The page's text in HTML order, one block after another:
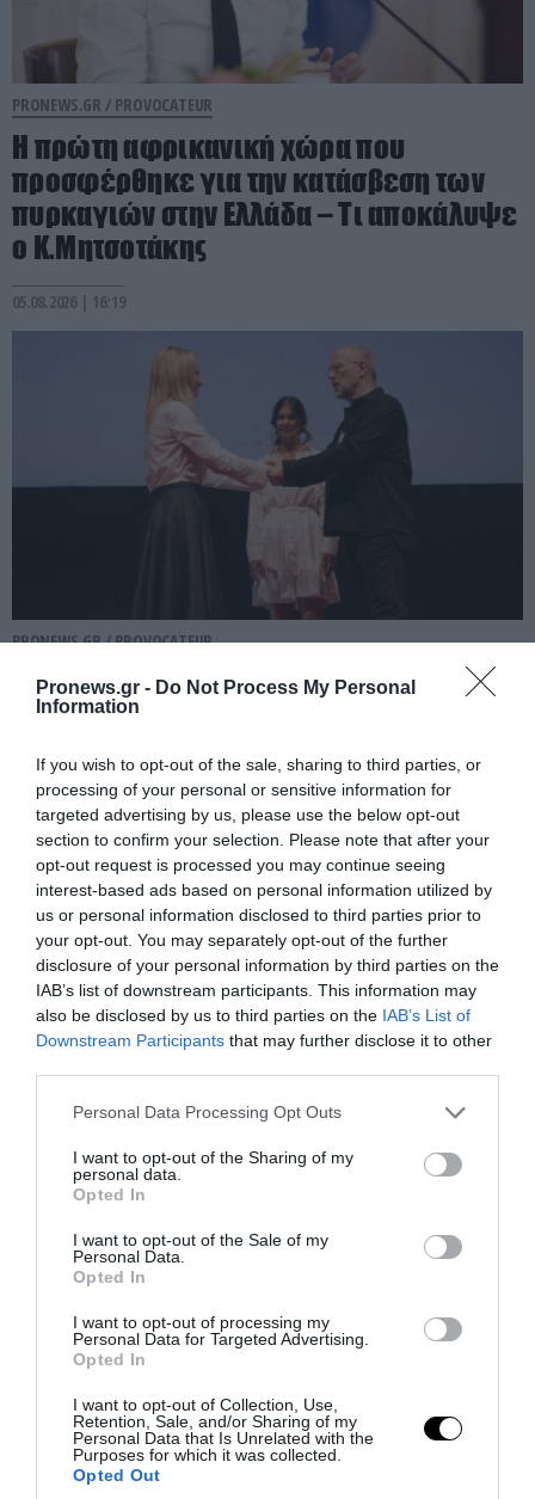
Pronews.gr - Do Not Process My Personal
Information
If you wish to opt-out of the sale, sharing to third parties, or
processing of your personal or sensitive information for
targeted advertising by us, please use the below opt-out
section to confirm your selection. Please note that after your
opt-out request is processed you may continue seeing
interest-based ads based on personal information utilized by
us or personal information disclosed to third parties prior to
your opt-out. You may separately opt-out of the further
disclosure of your personal information by third parties on the
IAB’s list of downstream participants. This information may
also be disclosed by us to third parties on the IAB’s List of
Downstream Participants that may further disclose it to other
Please note that this website/app uses one or more Google
not limited to your visit or usage behaviour. You may click to
grant or deny consent to Google and its third-party tags to
use your data for below specified purposes in below Google
consent section.
Personal Data Processing Opt Outs
I want to opt-out of the Sharing of my
personal data.
Opted In
I want to opt-out of the Sale of my
Personal Data.
Opted In
I want to opt-out of processing my
Personal Data for Targeted Advertising.
Opted In
I want to opt-out of Collection, Use,
Retention, Sale, and/or Sharing of my
Personal Data that Is Unrelated with the
Purposes for which it was collected.
Opted Out
PRONEWS.GR / PROVOCATEUR
Η πρώτη αφρικανική χώρα που
προσφέρθηκε για την κατάσβεση των
πυρκαγιών στην Ελλάδα – Τι αποκάλυψε
ο Κ.Μητσοτάκης
05.08.2026 | 16:19
PRONEWS.GR /PROVOCATEUR
Στη δημοσιότητα η ανακοίνωση του
Θ.Αυγερινού και 21 πρώην στελεχών της
«Ελπίδας» – Ποιοι οι λόγοι που
αποχώρησαν
05.08.2026 | 15:33
PRONEWS.GR /PROVOCATEUR
προσωπικό του Γενικού Νοσοκομείου
Αεροπορίας μετά τη νοσηλεία του
05.08.2026 | 13:27